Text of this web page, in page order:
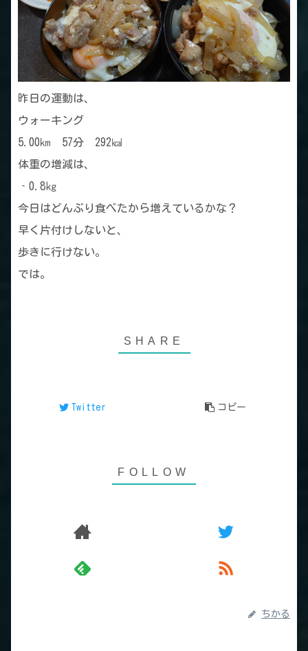
昨日の運動は、
ウォーキング
5.00㎞ 57分 292㎉
体重の増減は、
‐0.8㎏
今日はどんぶり食べたから増えているかな？
早く片付けしないと、
歩きに行けない。
では。
Twitter コピー
ちかる